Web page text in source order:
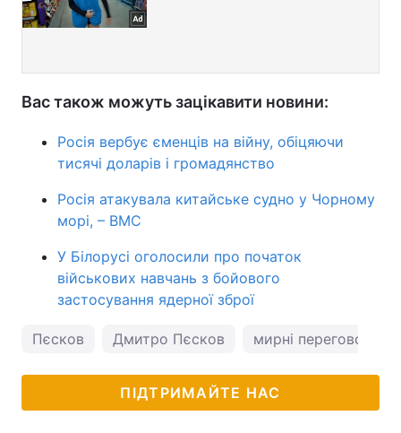
Вас також можуть зацікавити новини:
Росія вербує єменців на війну, обіцяючи
тисячі доларів і громадянство
Росія атакувала китайське судно у Чорному
морі, – ВМС
У Білорусі оголосили про початок
військових навчань з бойового
застосування ядерної зброї
Пєсков Дмитро Пєсков мирні переговори
ПІДТРИМАЙТЕ НАС